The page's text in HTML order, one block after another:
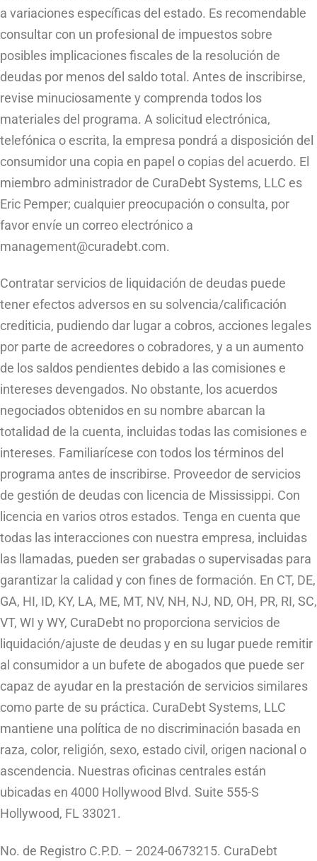
a variaciones específicas del estado. Es recomendable
consultar con un profesional de impuestos sobre
posibles implicaciones fiscales de la resolución de
deudas por menos del saldo total. Antes de inscribirse,
revise minuciosamente y comprenda todos los
materiales del programa. A solicitud electrónica,
telefónica o escrita, la empresa pondrá a disposición del
consumidor una copia en papel o copias del acuerdo. El
miembro administrador de CuraDebt Systems, LLC es
Eric Pemper; cualquier preocupación o consulta, por
favor envíe un correo electrónico a
management@curadebt.com.
Contratar servicios de liquidación de deudas puede
tener efectos adversos en su solvencia/calificación
crediticia, pudiendo dar lugar a cobros, acciones legales
por parte de acreedores o cobradores, y a un aumento
de los saldos pendientes debido a las comisiones e
intereses devengados. No obstante, los acuerdos
negociados obtenidos en su nombre abarcan la
totalidad de la cuenta, incluidas todas las comisiones e
intereses. Familiarícese con todos los términos del
programa antes de inscribirse. Proveedor de servicios
de gestión de deudas con licencia de Mississippi. Con
licencia en varios otros estados. Tenga en cuenta que
todas las interacciones con nuestra empresa, incluidas
las llamadas, pueden ser grabadas o supervisadas para
garantizar la calidad y con fines de formación. En CT, DE,
GA, HI, ID, KY, LA, ME, MT, NV, NH, NJ, ND, OH, PR, RI, SC,
VT, WI y WY, CuraDebt no proporciona servicios de
liquidación/ajuste de deudas y en su lugar puede remitir
al consumidor a un bufete de abogados que puede ser
capaz de ayudar en la prestación de servicios similares
como parte de su práctica. CuraDebt Systems, LLC
mantiene una política de no discriminación basada en
raza, color, religión, sexo, estado civil, origen nacional o
ascendencia. Nuestras oficinas centrales están
ubicadas en 4000 Hollywood Blvd. Suite 555-S
Hollywood, FL 33021.
No. de Registro C.P.D. – 2024-0673215. CuraDebt